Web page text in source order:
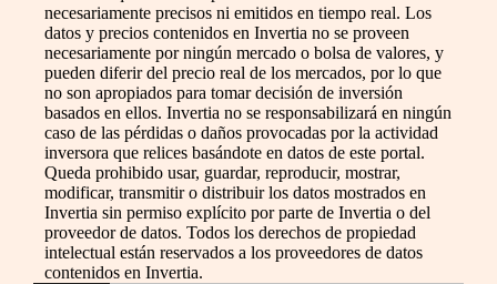
necesariamente precisos ni emitidos en tiempo real. Los
datos y precios contenidos en Invertia no se proveen
necesariamente por ningún mercado o bolsa de valores, y
pueden diferir del precio real de los mercados, por lo que
no son apropiados para tomar decisión de inversión
basados en ellos. Invertia no se responsabilizará en ningún
caso de las pérdidas o daños provocadas por la actividad
inversora que relices basándote en datos de este portal.
Queda prohibido usar, guardar, reproducir, mostrar,
modificar, transmitir o distribuir los datos mostrados en
Invertia sin permiso explícito por parte de Invertia o del
proveedor de datos. Todos los derechos de propiedad
intelectual están reservados a los proveedores de datos
contenidos en Invertia.